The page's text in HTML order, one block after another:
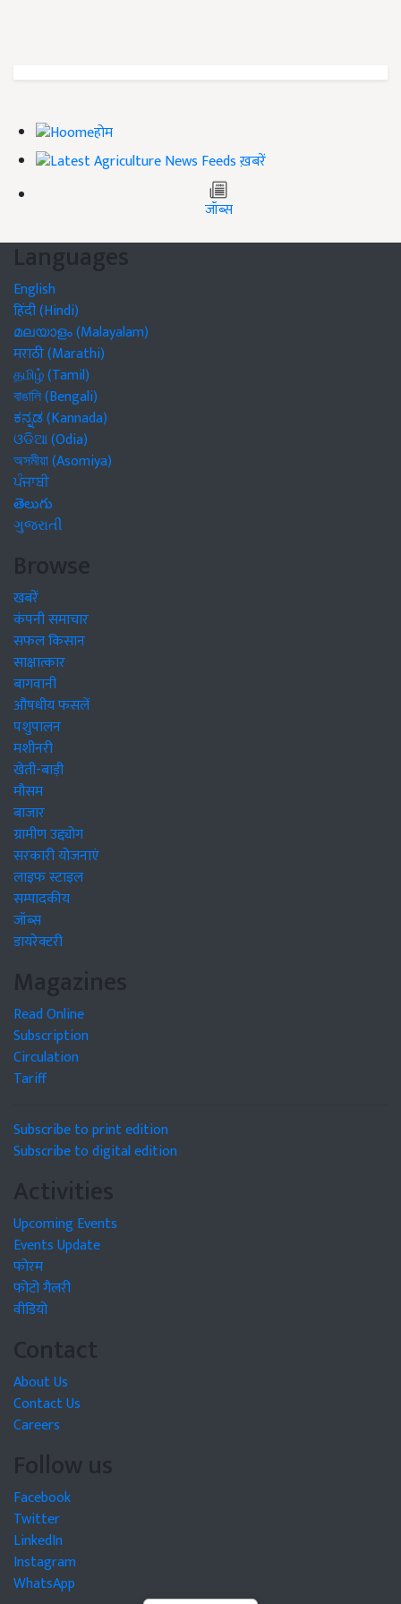
होम
ख़बरें
जॉब्स
Languages
English
हिंदी (Hindi)
മലയാളം (Malayalam)
मराठी (Marathi)
தமிழ் (Tamil)
বাঙালি (Bengali)
ಕನ್ನಡ (Kannada)
ଓଡିଆ (Odia)
অসমীয়া (Asomiya)
ਪੰਜਾਬੀ
తెలుగు
ગુજરાતી
Browse
खबरें
कंपनी समाचार
सफल किसान
साक्षात्कार
बागवानी
औषधीय फसलें
पशुपालन
मशीनरी
खेती-बाड़ी
मौसम
बाजार
ग्रामीण उद्द्योग
सरकारी योजनाएं
लाइफ स्टाइल
सम्पादकीय
जॉब्स
डायरेक्टरी
Magazines
Read Online
Subscription
Circulation
Tariff
Subscribe to print edition
Subscribe to digital edition
Activities
Upcoming Events
Events Update
फोरम
फोटो गैलरी
वीडियो
Contact
About Us
Contact Us
Careers
Follow us
Facebook
Twitter
LinkedIn
Instagram
WhatsApp